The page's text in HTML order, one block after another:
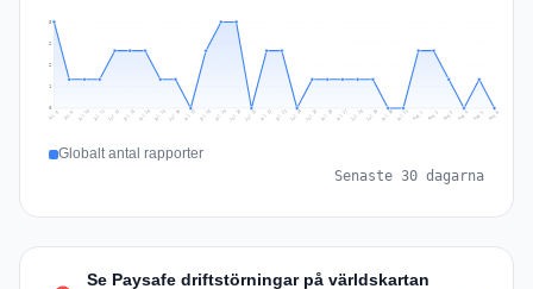
1
2
2
3
Jul 8 Jul 9 Jul 10 Jul 11 Jul 12 Jul 13 Jul 14 Jul 15 Jul 16 Jul 17 Jul 18 Jul 19 Jul 20 Jul 21 Jul 22 Jul 23 Jul 24 Jul 25 Jul 26 Jul 27 Jul 28 Jul 29 Jul 30 Jul 31 Aug 1 Aug 2 Aug 3 Aug 4 Aug 5 Aug 6
Globalt antal rapporter
Senaste 30 dagarna
Se Paysafe driftstörningar på världskartan